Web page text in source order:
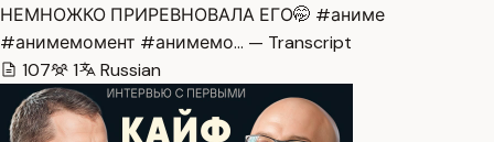
НЕМНОЖКО ПРИРЕВНОВАЛА ЕГО🤭 #аниме
#анимемомент #анимемо… — Transcript
107
1 Russian